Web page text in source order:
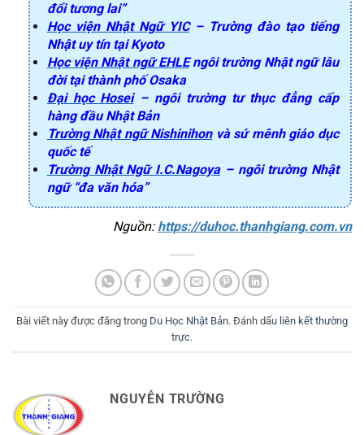
đổi tương lai”
Học viện Nhật Ngữ YIC– Trường đào tạo tiếng
Nhật uy tín tại Kyoto
Học viện Nhật ngữ EHLEngôi trường Nhật ngữ lâu
đời tại thành phố Osaka
Đại học Hosei– ngôi trường tư thục đẳng cấp
hàng đầu Nhật Bản
Trường Nhật ngữ Nishinihonvà sứ mênh giáo dục
quốc tế
Trường Nhật Ngữ I.C.Nagoya– ngôi trường Nhật
ngữ “đa văn hóa”
Nguồn: https://duhoc.thanhgiang.com.vn
Bài viết này được đăng trong Du Học Nhật Bản. Đánh dấu liên kết thường
trực.
NGUYỄN TRƯỜNG